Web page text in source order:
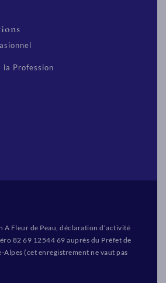
la Profession
Fleur de Peau, déclaration d’activité
82 69 12544 69 auprès du Préfet de
(cet enregistrement ne vaut pas